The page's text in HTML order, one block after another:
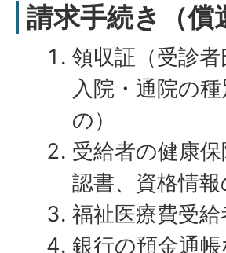
請求手続き（償
領収証（受診
入院・通院の
の）
受給者の健康
認書、資格情
福祉医療費受給
銀行の預金通